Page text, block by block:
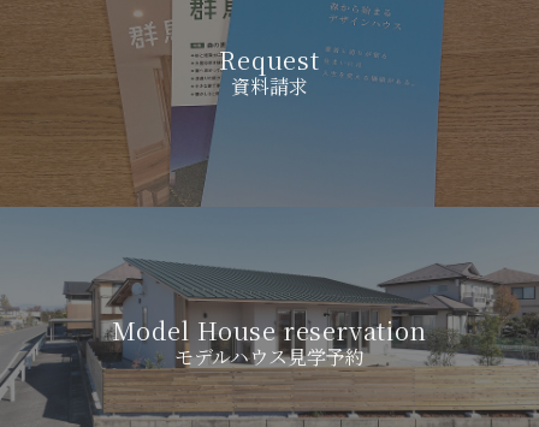
Request
資料請求
Model House reservation
モデルハウス見学予約